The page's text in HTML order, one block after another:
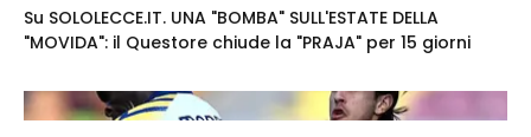
Su SOLOLECCE.IT. UNA "BOMBA" SULL'ESTATE DELLA
"MOVIDA": il Questore chiude la "PRAJA" per 15 giorni